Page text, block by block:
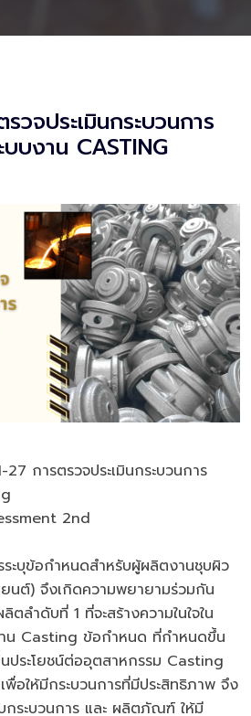
วจประเมินกระบวนการ
บงาน CASTING
การตรวจประเมินกระบวนการ
2nd
อกำหนดสำหรับผู้ผลิตงานชุบผิว
นต์) จึงเกิดความพยายามร่วมกัน
ลำดับที่ 1 ที่จะสร้างความในใจใน
าน Casting ข้อกำหนด ที่กำหนดขึ้น
ประโยชน์ต่ออุตสาหกรรม Casting
พื่อให้มีกระบวนการที่มีประสิทธิภาพ จึง
กระบวนการ และ ผลิตภัณฑ์ ให้มี